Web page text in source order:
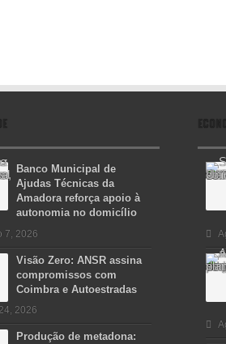
Banco Municipal de
Ajudas Técnicas da
Amadora reforça apoio à
autonomia no domicílio
7, 2026
Visão Zero: ANSR assina
compromissos com
Coimbra e Autoestradas
2026
Produção de metadona: